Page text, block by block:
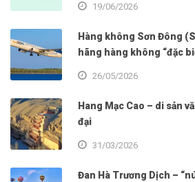
19/06/2026
Hàng không Sơn Đông
hãng hàng không “đặc
26/05/2026
Hang Mạc Cao – di sản
đại
31/03/2026
Đan Hà Trương Dịch –